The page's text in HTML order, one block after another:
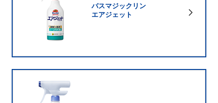
バスマジックリン
エアジェット